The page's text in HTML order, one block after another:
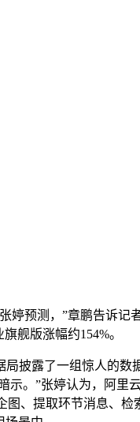
预测，”章鹏告诉记
舰版涨幅约154%。
披露了一组惊人的数
。”张婷认为，阿里
图、提取环节消息、